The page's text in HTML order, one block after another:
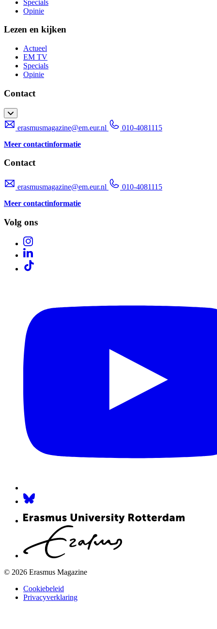
Specials
Opinie
Lezen en kijken
Actueel
EM TV
Specials
Opinie
Contact
erasmusmagazine@em.eur.nl
010-4081115
Meer contactinformatie
Contact
erasmusmagazine@em.eur.nl
010-4081115
Meer contactinformatie
Volg ons
© 2026 Erasmus Magazine
Cookiebeleid
Privacyverklaring